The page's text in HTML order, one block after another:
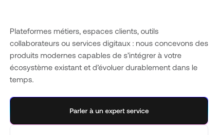
Plateformes métiers, espaces clients, outils
collaborateurs ou services digitaux : nous concevons des
produits modernes capables de s’intégrer à votre
écosystème existant et d’évoluer durablement dans le
temps.
Parler à un expert service